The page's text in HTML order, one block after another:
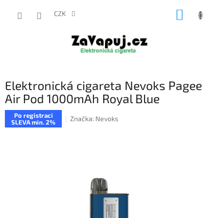
CZK
Elektronická cigareta Nevoks Pagee
Air Pod 1000mAh Royal Blue
Po registraci
SLEVA min. 2%
Značka: Nevoks